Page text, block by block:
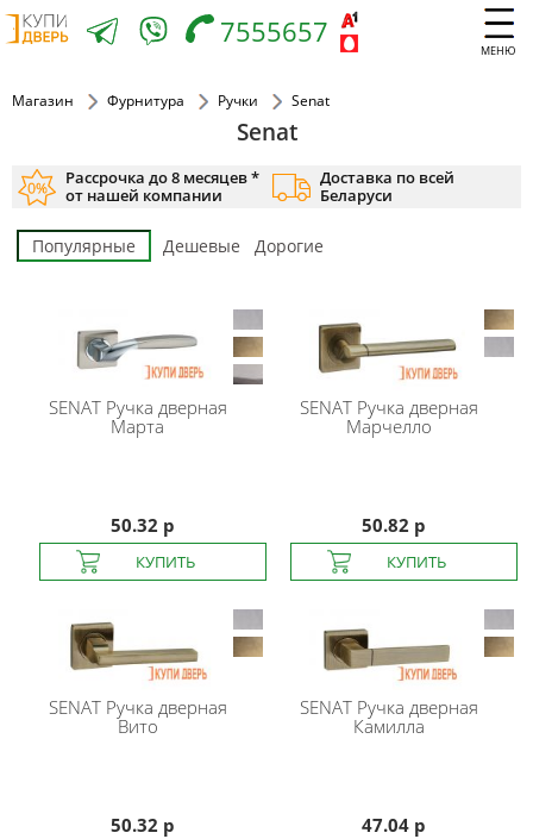
МЕНЮ
7555657
Магазин Фурнитура Ручки Senat
Senat
Рассрочка до 8 месяцев *
от нашей компании
Доставка по всей
Беларуси
Популярные Дешевые Дорогие
SENATРучка дверная
Марта
50.32 р
SENATРучка дверная
Марчелло
50.82 р
SENATРучка дверная
Вито
50.32 р
SENATРучка дверная
Камилла
47.04 р